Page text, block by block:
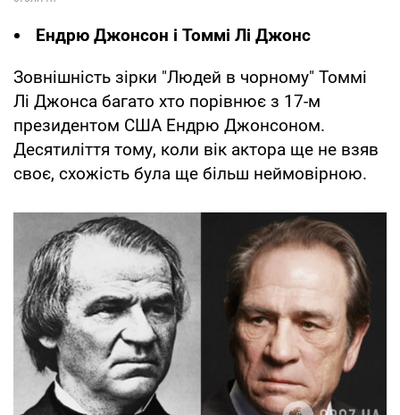
Ендрю Джонсон і Томмі Лі Джонс
Зовнішність зірки "Людей в чорному" Томмі
Лі Джонса багато хто порівнює з 17-м
президентом США Ендрю Джонсоном.
Десятиліття тому, коли вік актора ще не взяв
своє, схожість була ще більш неймовірною.